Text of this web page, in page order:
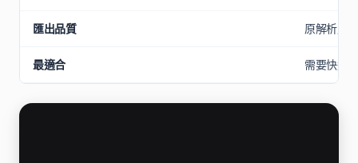
匯出品質 原解析度
最適合 需要快速